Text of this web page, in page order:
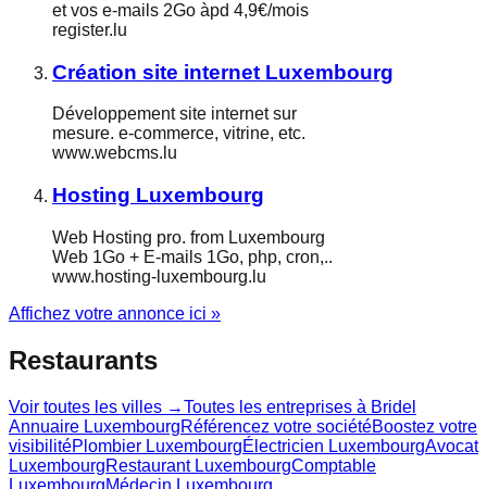
et vos e-mails 2Go àpd 4,9€/mois
register.lu
Création site internet Luxembourg
Développement site internet sur
mesure. e-commerce, vitrine, etc.
www.webcms.lu
Hosting Luxembourg
Web Hosting pro. from Luxembourg
Web 1Go + E-mails 1Go, php, cron,..
www.hosting-luxembourg.lu
Affichez votre annonce ici »
Restaurants
Voir toutes les villes →Toutes les entreprises à Bridel
Annuaire LuxembourgRéférencez votre sociétéBoostez votre
visibilitéPlombier LuxembourgÉlectricien LuxembourgAvocat
LuxembourgRestaurant LuxembourgComptable
LuxembourgMédecin Luxembourg